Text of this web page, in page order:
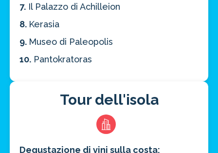
7. Il Palazzo di Achilleion
8. Kerasia
9. Museo di Paleopolis
10. Pantokratoras
Tour dell'isola
Degustazione di vini sulla costa: